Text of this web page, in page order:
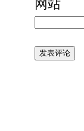
网站